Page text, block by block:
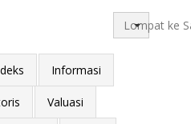
Lompat ke
Informasi
Valuasi